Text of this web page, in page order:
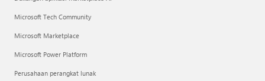
Microsoft Tech Community
Microsoft Marketplace
Microsoft Power Platform
Perusahaan perangkat lunak